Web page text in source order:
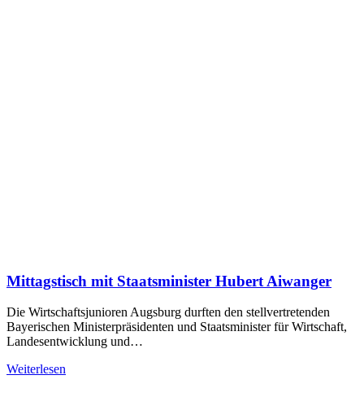
Mittagstisch mit Staatsminister Hubert Aiwanger
Die Wirtschaftsjunioren Augsburg durften den stellvertretenden
Bayerischen Ministerpräsidenten und Staatsminister für Wirtschaft,
Landesentwicklung und…
Weiterlesen